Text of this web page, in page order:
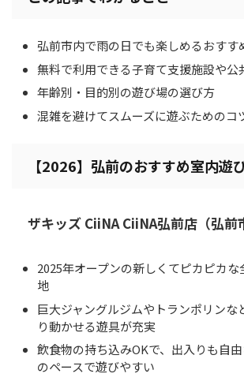
弘前市内で雨の日でも楽しめるおすす
無料で利用できる子育て支援施設や公
年齢別・目的別の遊び場の選び方
混雑を避けてスムーズに遊ぶためのコ
【2026】弘前のおすすめ室内遊
ザキッズ CiiNA CiiNA弘前店（弘前
2025年オープンの新しくてピカピカ
地
巨大ジャングルジムやトランポリンな
り動かせる遊具が充実
飲食物の持ち込みOKで、出入りも自
のペースで遊びやすい